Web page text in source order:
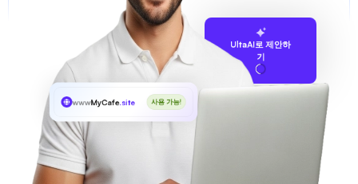
UltaAI로 제안하
기
wwwMyCafe.site 사용 가능!